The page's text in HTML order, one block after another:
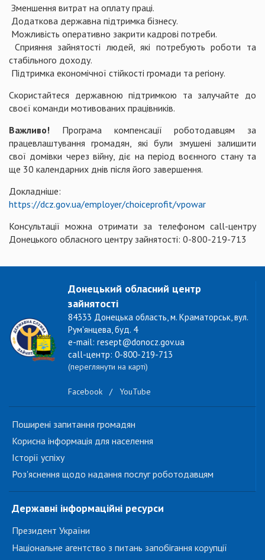
Зменшення витрат на оплату праці.
Додаткова державна підтримка бізнесу.
Можливість оперативно закрити кадрові потреби.
Сприяння зайнятості людей, які потребують роботи та
стабільного доходу.
Підтримка економічної стійкості громади та регіону.
Скористайтеся державною підтримкою та залучайте до
своєї команди мотивованих працівників.
Важливо! Програма компенсації роботодавцям за
працевлаштування громадян, які були змушені залишити
свої домівки через війну, діє на період воєнного стану та
ще 30 календарних днів після його завершення.
Докладніше:
https://dcz.gov.ua/employer/choiceprofit/vpowar
Консультації можна отримати за телефоном сall-центру
Донецького обласного центру зайнятості: 0-800-219-713
Донецький обласний центр
зайнятості
84333 Донецька область, м. Краматорськ, вул.
Рум'янцева, буд. 4
e-mail: resept@donocz.gov.ua
call-центр: 0-800-219-713
(переглянути на карті)
Facebook / YouTube
Поширені запитання громадян
Корисна інформація для населення
Історії успіху
Роз'яснення щодо надання послуг роботодавцям
Державні інформаційні ресурси
Президент України
Національне агентство з питань запобігання корупції